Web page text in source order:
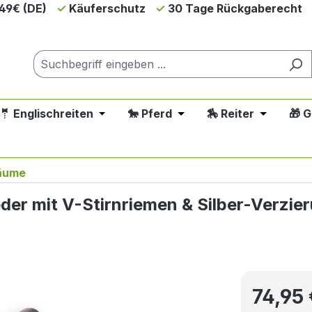
(DE) Käuferschutz 30 Tage Rückgaberecht
der Kategorie 💲SALE - Reduziert
Schließe das Dropdown der Kategorie 🤠
🤵 Englischreiten Öffne oder Schließe das Dropdown der
🐎 Pferd Öffne oder Schließe das
🏇 Reiter Öffne🎁
Hund
mit V-Stirnriemen & Silber-
Regulärer
74,95